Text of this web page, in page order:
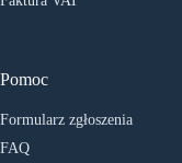
Pomoc
Formularz zgłoszenia
FAQ